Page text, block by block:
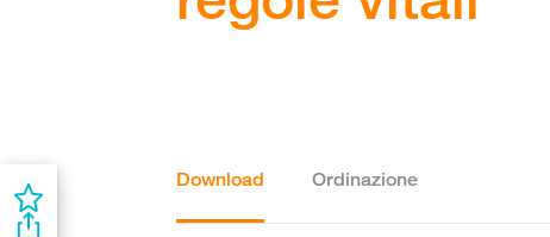
Download Ordinazione